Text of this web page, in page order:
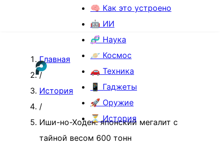
🧠 Как это устроено
🤖 ИИ
🧬 Наука
🪐 Космос
🚗 Техника
📱 Гаджеты
🚀 Оружие
⏳ История
Главная
/
История
/
Иши-но-Ходен: японский мегалит с
тайной весом 600 тонн